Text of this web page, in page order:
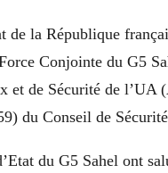
de la République
Conjointe du G5
et de Sécurité de
du Conseil de
du G5 Sahel ont